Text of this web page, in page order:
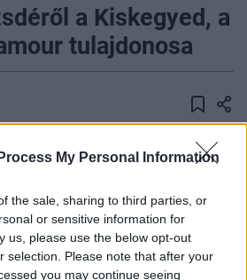
My Personal Information
the sale, sharing to third parties, or
or sensitive information for
us, please use the below opt-out
selection. Please note that after your
you may continue seeing
a Kiskegyed, a
tulajdonosa
tőzsdéről az Axel Springer
hogy részvényeinek
tőzsdéről. A német